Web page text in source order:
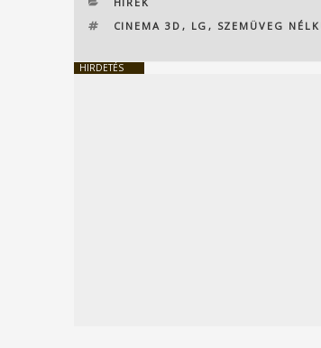
CÍMKÉK
CINEMA 3D , LG , SZEMÜVEG
HIRDETÉS